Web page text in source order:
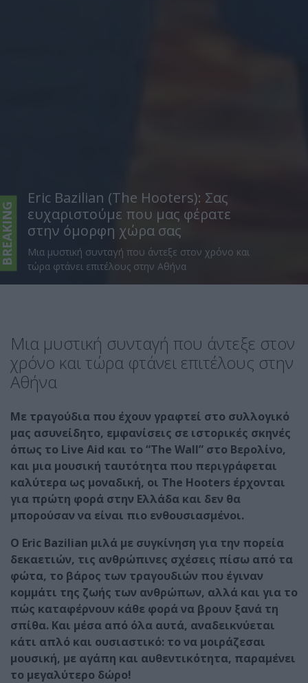
Eric Bazilian (The Hooters): Σας
ευχαριστούμε που μας φέρατε
στην όμορφη χώρα σας
Μια μυστική συνταγή που άντεξε στον χρόνο και
τώρα φτάνει επιτέλους στην Αθήνα
Μια μυστική συνταγή που άντεξε στον
χρόνο και τώρα φτάνει επιτέλους στην
Αθήνα
Με τραγούδια που έχουν γραφτεί στο συλλογικό
μας ασυνείδητο, εμφανίσεις σε ιστορικές σκηνές
όπως το Live Aid και το “The Wall” στο Βερολίνο,
και μια μουσική ταυτότητα που περιγράφεται
καλύτερα ως μοναδική, οι The Hooters έρχονται
για πρώτη φορά στην Ελλάδα και δεν θα
μπορούσαν να είναι πιο ενθουσιασμένοι.
Ο Eric Bazilian μιλά με συγκίνηση για την πορεία
δεκαετιών, τις ανθρώπινες σχέσεις πίσω από τα
φώτα, το βάρος των τραγουδιών που έγιναν
κομμάτι της ζωής των ανθρώπων, αλλά και για το
πώς καταφέρνουν κάθε φορά να βρουν ξανά τη
σπίθα. Και μέσα από όλα αυτά, αναδεικνύεται
κάτι απλό και ουσιαστικό: το να μοιράζεσαι
μουσική, με αγάπη και αυθεντικότητα, παραμένει
το μεγαλύτερο δώρο!